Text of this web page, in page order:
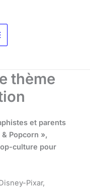
thème
et parents
Popcorn »,
culture pour
Pixar,